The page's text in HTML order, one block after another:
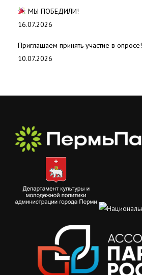
МЫ ПОБЕДИЛИ!
16.07.2026
Приглашаем принять участие в опросе!
10.07.2026